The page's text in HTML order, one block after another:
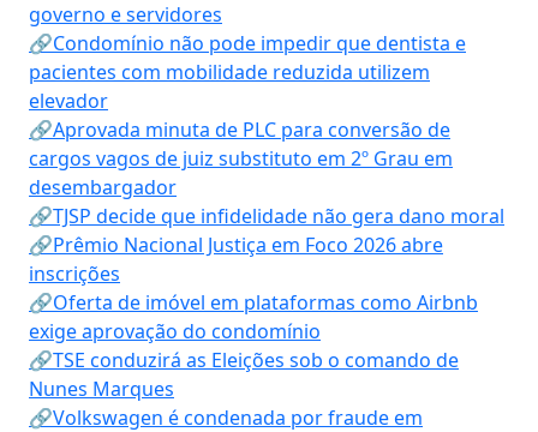
governo e servidores
🔗Condomínio não pode impedir que dentista e
pacientes com mobilidade reduzida utilizem
elevador
🔗Aprovada minuta de PLC para conversão de
cargos vagos de juiz substituto em 2º Grau em
desembargador
🔗TJSP decide que infidelidade não gera dano moral
🔗Prêmio Nacional Justiça em Foco 2026 abre
inscrições
🔗Oferta de imóvel em plataformas como Airbnb
exige aprovação do condomínio
🔗TSE conduzirá as Eleições sob o comando de
Nunes Marques
🔗Volkswagen é condenada por fraude em